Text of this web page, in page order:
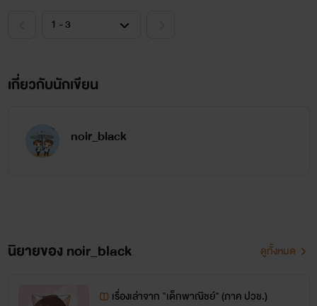
เกี่ยวกับนักเขียน
noir_black
นิยายของ noir_black ดูทั้งหมด
เรื่องเล่าจาก "เด็กพาณิชย์" (ภาค ปวช.)